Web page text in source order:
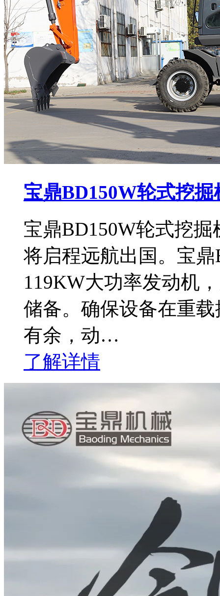
宝鼎BD150W轮式挖
宝鼎BD150W轮式挖
将启程远航出国。宝
119KW大功率发动机
储备。确保设备在重
有余，动…
了解详情